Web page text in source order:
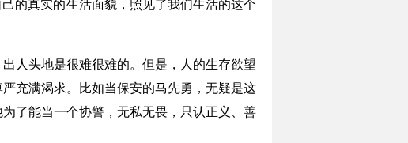
的真实的生活面貌，照见了我们生活的这个
人头地是很难很难的。但是，人的生存欲望
充满渴求。比如当保安的马先勇，无疑是这
了能当一个协警，无私无畏，只认正义、善